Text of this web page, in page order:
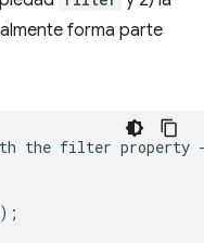
forma parte
the filter property